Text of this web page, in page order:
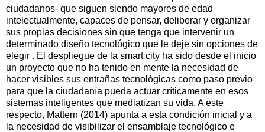
ciudadanos- que siguen siendo mayores de edad
intelectualmente, capaces de pensar, deliberar y organizar
sus propias decisiones sin que tenga que intervenir un
determinado diseño tecnológico que le deje sin opciones de
elegir . El despliegue de la smart city ha sido desde el inicio
un proyecto que no ha tenido en mente la necesidad de
hacer visibles sus entrañas tecnológicas como paso previo
para que la ciudadanía pueda actuar críticamente en esos
sistemas inteligentes que mediatizan su vida. A este
respecto, Mattern (2014) apunta a esta condición inicial y a
la necesidad de visibilizar el ensamblaje tecnológico e